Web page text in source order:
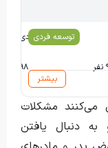
محمد هادی هادی‌زاده
توسعه فردی
۱۹۸ ساعت و ۴ دقیقه
بیشتر
می‌کنند مشکلات
دنبال یافتن